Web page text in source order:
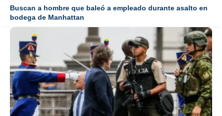
Buscan a hombre que baleó a empleado durante asalto en
bodega de Manhattan